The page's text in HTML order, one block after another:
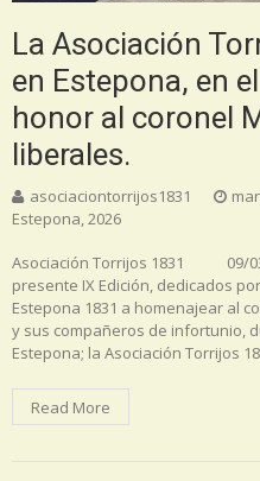
La Asociación
en Estepona, en
honor al coronel
liberales.
asociaciontorrijos1831
Estepona,2026
Asociación Torrijos 1831 09/
presente IX Edición, dedicados
Estepona 1831 a homenajear al
y sus compañeros de infortunio,
Estepona; la Asociación Torrijos
Read More